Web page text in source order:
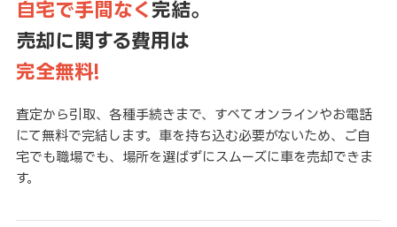
自宅で手間なく 完結。
売却に関する費用は
完全無料!
査定から引取、各種手続きまで、すべてオンラインやお電話
にて無料で完結します。車を持ち込む必要がないため、ご自
宅でも職場でも、場所を選ばずにスムーズに車を売却できま
す。